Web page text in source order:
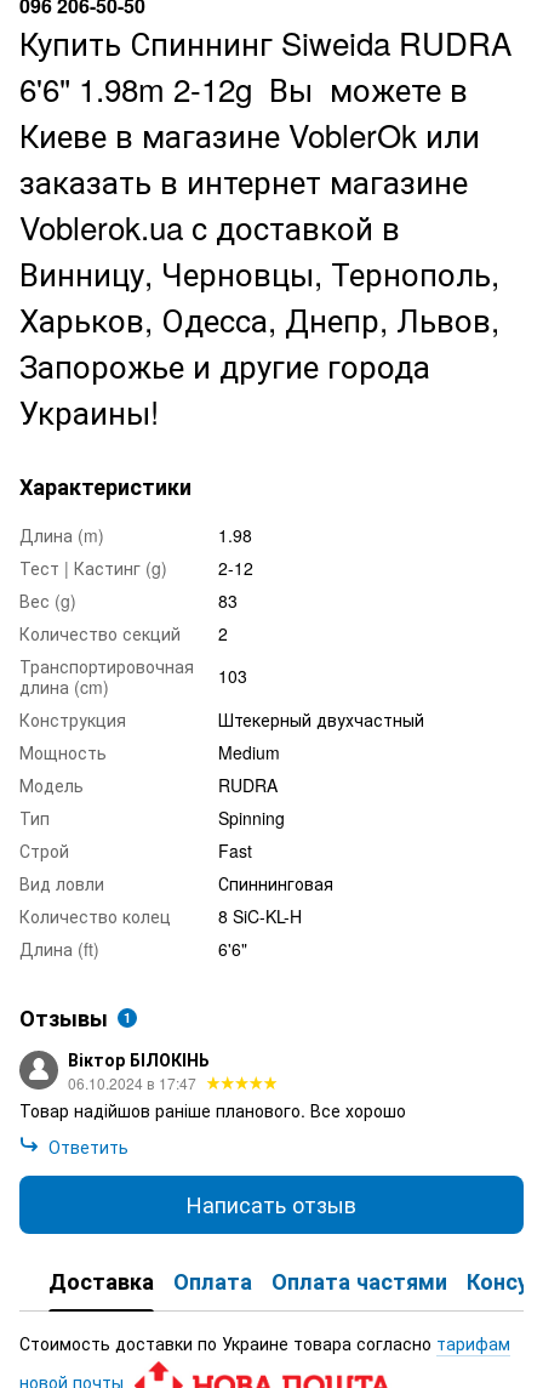
Купить Спиннинг Siweida RUDRA
6'6" 1.98m 2-12g Вы можете в
Киеве в магазине VoblerOk или
заказать в интернет магазине
Voblerok.ua с доставкой в
Винницу, Черновцы, Тернополь,
Харьков, Одесса, Днепр, Львов,
Запорожье и другие города
Украины!
Характеристики
Длина (m)
1.98
Тест | Кастинг (g)
2-12
Вес (g)
83
Количество секций
2
Транспортировочная
длина (cm)
103
Конструкция
Штекерный двухчастный
Мощность
Medium
Модель
RUDRA
Тип
Spinning
Строй
Fast
Вид ловли
Спиннинговая
Количество колец
8 SiC-KL-H
Длина (ft)
6'6"
Отзывы 1
Віктор БІЛОКІНЬ
06.10.2024 в 17:47
Товар надійшов раніше планового. Все хорошо
Ответить
Написать отзыв
Доставка Оплата Оплата частями
Стоимость доставки по Украине товара согласно тарифам
новой почты